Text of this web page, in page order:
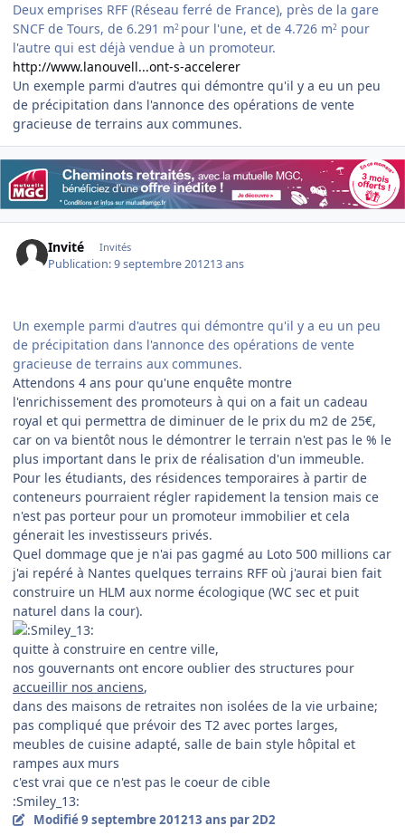
Deux emprises RFF (Réseau ferré de France), près de la gare
SNCF de Tours, de 6.291 m2 pour l'une, et de 4.726 m2 pour
l'autre qui est déjà vendue à un promoteur.
http://www.lanouvell...ont-s-accelerer
Un exemple parmi d'autres qui démontre qu'il y a eu un peu
de précipitation dans l'annonce des opérations de vente
gracieuse de terrains aux communes.
Invité Invités
Publication:9 septembre 201213 ans
Un exemple parmi d'autres qui démontre qu'il y a eu un peu
de précipitation dans l'annonce des opérations de vente
gracieuse de terrains aux communes.
Attendons 4 ans pour qu'une enquête montre
l'enrichissement des promoteurs à qui on a fait un cadeau
royal et qui permettra de diminuer de le prix du m2 de 25€,
car on va bientôt nous le démontrer le terrain n'est pas le % le
plus important dans le prix de réalisation d'un immeuble.
Pour les étudiants, des résidences temporaires à partir de
conteneurs pourraient régler rapidement la tension mais ce
n'est pas porteur pour un promoteur immobilier et cela
génerait les investisseurs privés.
Quel dommage que je n'ai pas gagmé au Loto 500 millions car
j'ai repéré à Nantes quelques terrains RFF où j'aurai bien fait
construire un HLM aux norme écologique (WC sec et puit
naturel dans la cour).
quitte à construire en centre ville,
nos gouvernants ont encore oublier des structures pour
accueillir nos anciens,
dans des maisons de retraites non isolées de la vie urbaine;
pas compliqué que prévoir des T2 avec portes larges,
meubles de cuisine adapté, salle de bain style hôpital et
rampes aux murs
c'est vrai que ce n'est pas le coeur de cible
:Smiley_13:
Modifié9 septembre 201213 ans par 2D2